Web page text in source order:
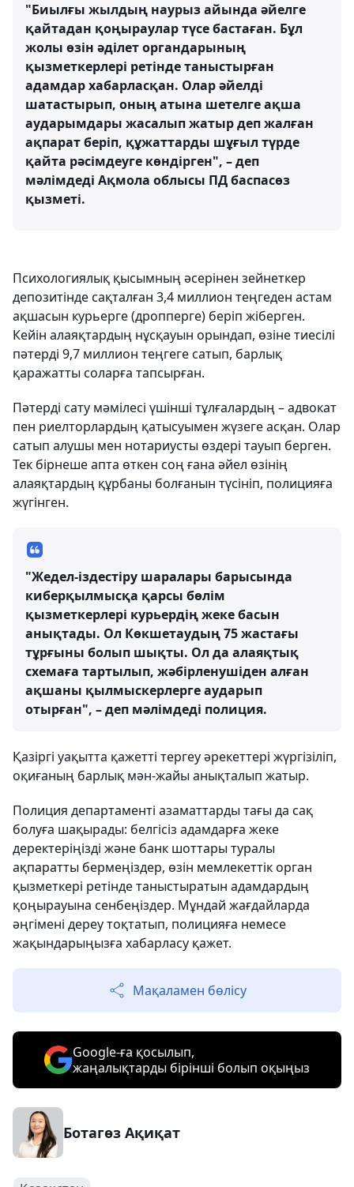
"Биылғы жылдың наурыз айында әйелге
қайтадан қоңыраулар түсе бастаған. Бұл
жолы өзін әділет органдарының
қызметкерлері ретінде таныстырған
адамдар хабарласқан. Олар әйелді
шатастырып, оның атына шетелге ақша
аударымдары жасалып жатыр деп жалған
ақпарат беріп, құжаттарды шұғыл түрде
қайта рәсімдеуге көндірген", – деп
мәлімдеді Ақмола облысы ПД баспасөз
қызметі.
Психологиялық қысымның әсерінен зейнеткер
депозитінде сақталған 3,4 миллион теңгеден астам
ақшасын курьерге (дропперге) беріп жіберген.
Кейін алаяқтардың нұсқауын орындап, өзіне тиесілі
пәтерді 9,7 миллион теңгеге сатып, барлық
қаражатты соларға тапсырған.
Пәтерді сату мәмілесі үшінші тұлғалардың – адвокат
пен риелторлардың қатысуымен жүзеге асқан. Олар
сатып алушы мен нотариусты өздері тауып берген.
Тек бірнеше апта өткен соң ғана әйел өзінің
алаяқтардың құрбаны болғанын түсініп, полицияға
жүгінген.
"Жедел-іздестіру шаралары барысында
киберқылмысқа қарсы бөлім
қызметкерлері курьердің жеке басын
анықтады. Ол Көкшетаудың 75 жастағы
тұрғыны болып шықты. Ол да алаяқтық
схемаға тартылып, жәбірленушіден алған
ақшаны қылмыскерлерге аударып
отырған", – деп мәлімдеді полиция.
Қазіргі уақытта қажетті тергеу әрекеттері жүргізіліп,
оқиғаның барлық мән-жайы анықталып жатыр.
Полиция департаменті азаматтарды тағы да сақ
болуға шақырады: белгісіз адамдарға жеке
деректеріңізді және банк шоттары туралы
ақпаратты бермеңіздер, өзін мемлекеттік орган
қызметкері ретінде таныстыратын адамдардың
қоңырауына сенбеңіздер. Мұндай жағдайларда
әңгімені дереу тоқтатып, полицияға немесе
жақындарыңызға хабарласу қажет.
Мақаламен бөлісу
Google-ға қосылып,
жаңалықтарды бірінші болып оқыңыз
Ботагөз Ақиқат